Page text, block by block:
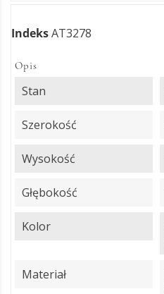
IndeksAT3278
Opis
Stan
Szerokość
Wysokość
Głębokość
Kolor
Materiał